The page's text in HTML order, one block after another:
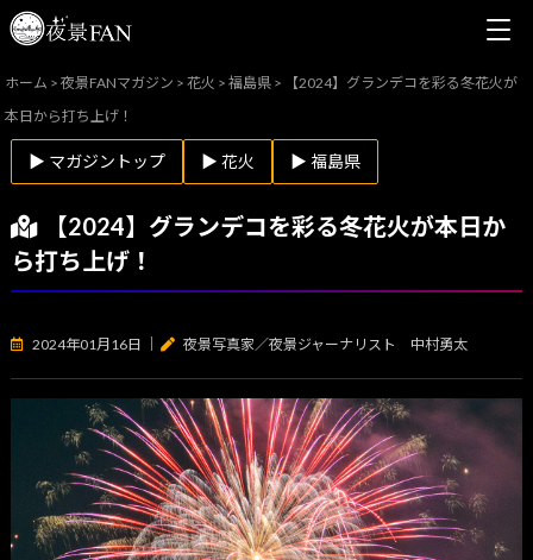
ホーム >夜景FANマガジン >花火 >福島県 >
【2024】グランデコを彩る冬花火が
本日から打ち上げ！
▶ マガジントップ ▶ 花火 ▶ 福島県
【2024】グランデコを彩る冬花火が本日か
ら打ち上げ！
2024年01月16日 夜景写真家／夜景ジャーナリスト 中村勇太